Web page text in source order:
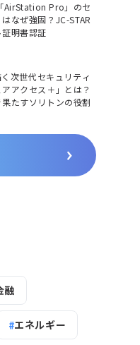
AirStation Pro」のセ
なぜ強固？JC-STAR
明書認証
く次世代セキュリティ
アクセス＋」とは？
たすソリトンの役割
融
エネルギー